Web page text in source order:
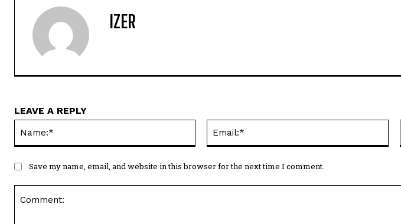
IZER
LEAVE A REPLY
Save my name, email, and website in this browser for the next time I comment.